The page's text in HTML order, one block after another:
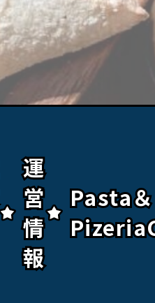
運
営
情
報
運
営
情
報
Pasta＆
Pasta＆